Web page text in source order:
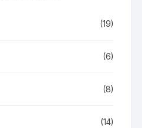
(19)
(6)
(8)
(14)